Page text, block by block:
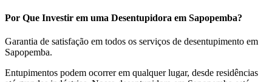
Por Que Investir em uma Desentupidora em Sapopemba?
Garantia de satisfação em todos os serviços de desentupimento em
Sapopemba.
Entupimentos podem ocorrer em qualquer lugar, desde residências